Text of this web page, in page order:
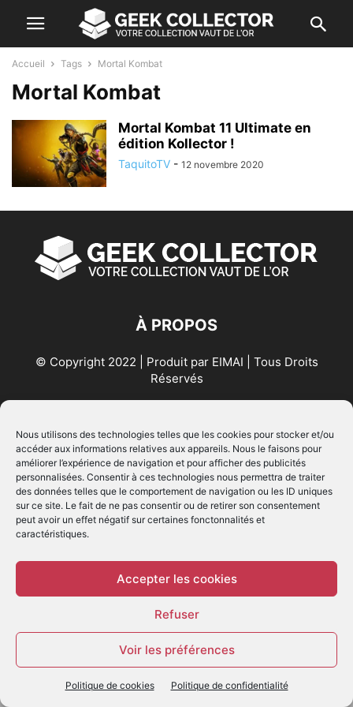
Nous utilisons des technologies telles que les cookies pour stocker et/ou
accéder aux informations relatives aux appareils. Nous le faisons pour
améliorer l’expérience de navigation et pour afficher des publicités
personnalisées. Consentir à ces technologies nous permettra de traiter
des données telles que le comportement de navigation ou les ID uniques
sur ce site. Le fait de ne pas consentir ou de retirer son consentement
peut avoir un effet négatif sur certaines fonctonnalités et
caractéristiques.
Accepter les cookies
Refuser
Voir les préférences
Politique de cookies Politique de confidentialité
Accueil Tags Mortal Kombat
Mortal Kombat
Mortal Kombat 11 Ultimate en
édition Kollector !
TaquitoTV - 12 novembre 2020
À PROPOS
© Copyright 2022 | Produit par EIMAI | Tous Droits
Réservés
SUIVEZ NOUS